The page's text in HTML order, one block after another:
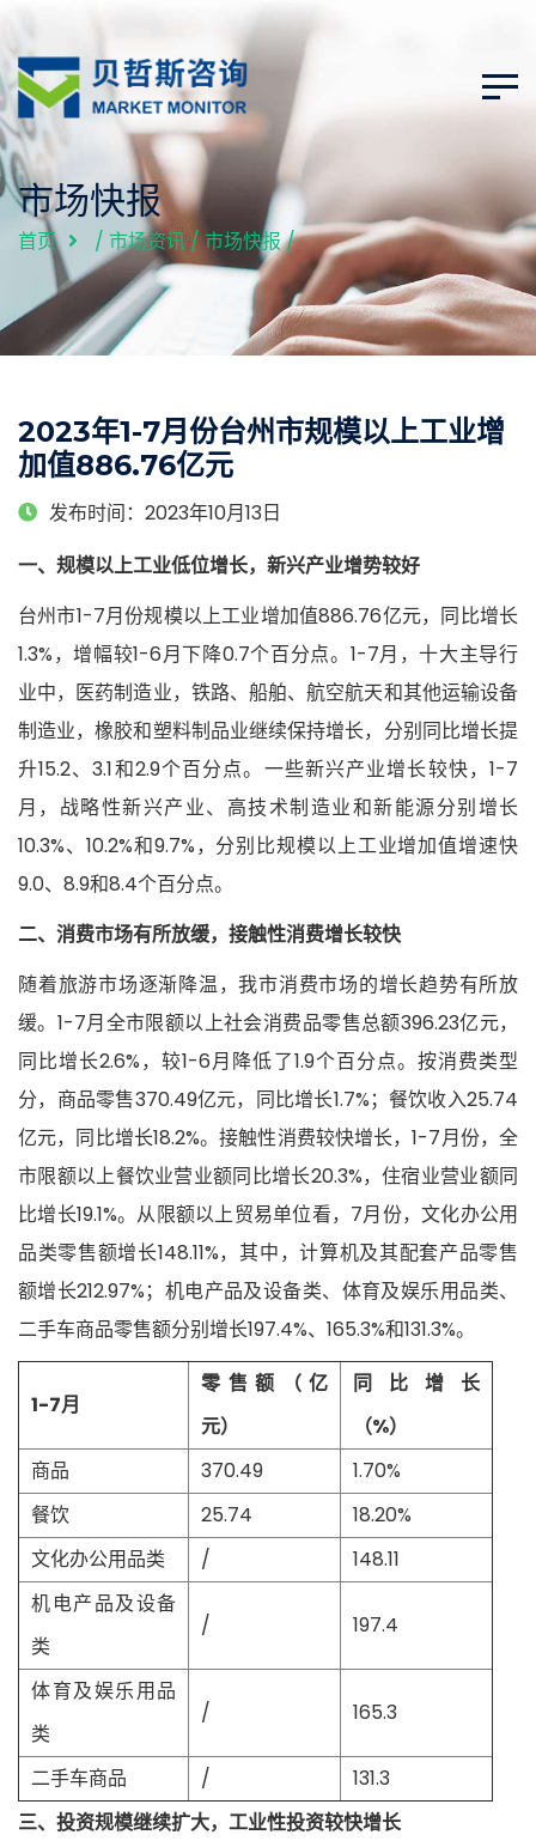
市场快报
首页 / 市场资讯/市场快报/
2023年1-7月份台州市规模以上工业增
加值886.76亿元
发布时间：2023年10月13日
一、规模以上工业低位增长，新兴产业增势较好
台州市1-7月份规模以上工业增加值886.76亿元，同比增长
1.3%，增幅较1-6月下降0.7个百分点。1-7月，十大主导行
业中，医药制造业，铁路、船舶、航空航天和其他运输设备
制造业，橡胶和塑料制品业继续保持增长，分别同比增长提
升15.2、3.1和2.9个百分点。一些新兴产业增长较快，1-7
月，战略性新兴产业、高技术制造业和新能源分别增长
10.3%、10.2%和9.7%，分别比规模以上工业增加值增速快
9.0、8.9和8.4个百分点。
二、消费市场有所放缓，接触性消费增长较快
随着旅游市场逐渐降温，我市消费市场的增长趋势有所放
缓。1-7月全市限额以上社会消费品零售总额396.23亿元，
同比增长2.6%，较1-6月降低了1.9个百分点。按消费类型
分，商品零售370.49亿元，同比增长1.7%；餐饮收入25.74
亿元，同比增长18.2%。接触性消费较快增长，1-7月份，全
市限额以上餐饮业营业额同比增长20.3%，住宿业营业额同
比增长19.1%。从限额以上贸易单位看，7月份，文化办公用
品类零售额增长148.11%，其中，计算机及其配套产品零售
额增长212.97%；机电产品及设备类、体育及娱乐用品类、
二手车商品零售额分别增长197.4%、165.3%和131.3%。
1-7月
零售额（亿
元）
同比增长
（%）
商品
370.49
1.70%
餐饮
25.74
18.20%
文化办公用品类
/
148.11
机电产品及设备
类
/ 197.4
体育及娱乐用品
类
/ 165.3
二手车商品 /
131.3
三、投资规模继续扩大，工业性投资较快增长